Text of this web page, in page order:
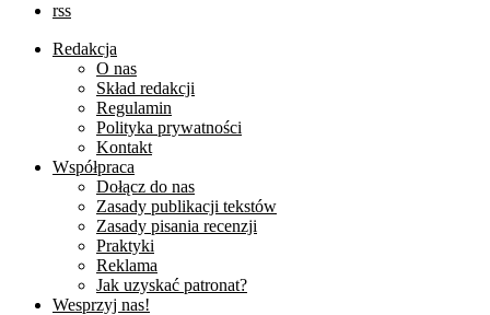
rss
Redakcja
O nas
Skład redakcji
Regulamin
Polityka prywatności
Kontakt
Współpraca
Dołącz do nas
Zasady publikacji tekstów
Zasady pisania recenzji
Praktyki
Reklama
Jak uzyskać patronat?
Wesprzyj nas!